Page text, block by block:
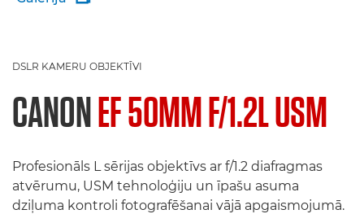
DSLR KAMERU OBJEKTĪVI
CANONEF 50MM F/1.2L USM
Profesionāls L sērijas objektīvs ar f/1.2 diafragmas
atvērumu, USM tehnoloģiju un īpašu asuma
dziļuma kontroli fotografēšanai vājā apgaismojumā.